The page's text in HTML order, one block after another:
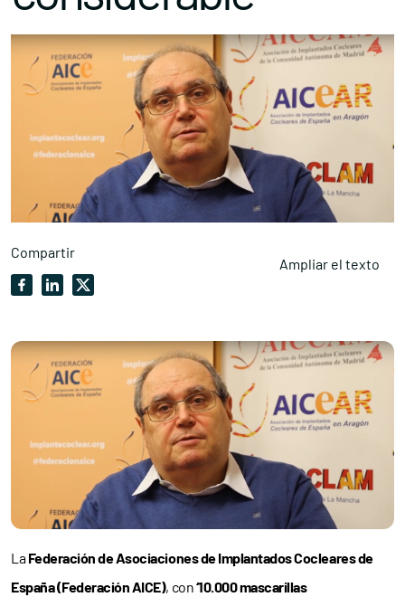
Compartir
Ampliar el texto
LaFederación de Asociaciones de Implantados Cocleares de
España (Federación AICE), con‘10.000 mascarillas